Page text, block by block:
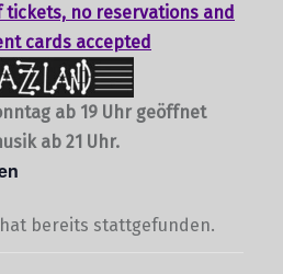
tickets, no reservations and
cards accepted
ab 19 Uhr geöffnet
ab 21 Uhr.
bereits stattgefunden.